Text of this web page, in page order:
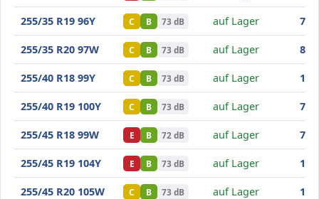
Goodride SA37
255/35 R19 96Y C B 73 dB auf Lager 70
Goodride SA37
255/35 R20 97W C B 73 dB auf Lager 81
Goodride SA37
255/40 R18 99Y C B 73 dB auf Lager 167
Goodride SA37
255/40 R19 100Y C B 73 dB auf Lager 71
Goodride SA37
255/45 R18 99W E B 72 dB auf Lager 73
Goodride SA37
255/45 R19 104Y E B 73 dB auf Lager 183
Goodride SA37
255/45 R20 105W C B 73 dB auf Lager 197